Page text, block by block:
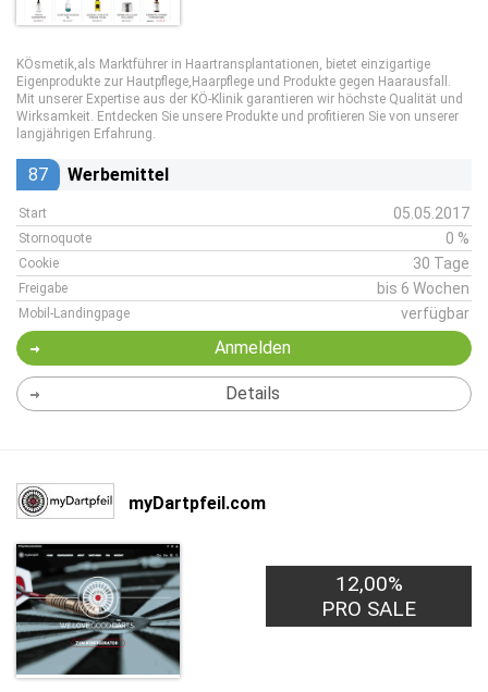
KÖsmetik,als Marktführer in Haartransplantationen, bietet einzigartige
Eigenprodukte zur Hautpflege,Haarpflege und Produkte gegen Haarausfall.
Mit unserer Expertise aus der KÖ-Klinik garantieren wir höchste Qualität und
Wirksamkeit. Entdecken Sie unsere Produkte und profitieren Sie von unserer
langjährigen Erfahrung.
87 Werbemittel
Start 05.05.2017
Stornoquote 0 %
Cookie 30 Tage
Freigabe bis 6 Wochen
Mobil-Landingpage verfügbar
Anmelden
Details
myDartpfeil.com
12,00%
PRO SALE